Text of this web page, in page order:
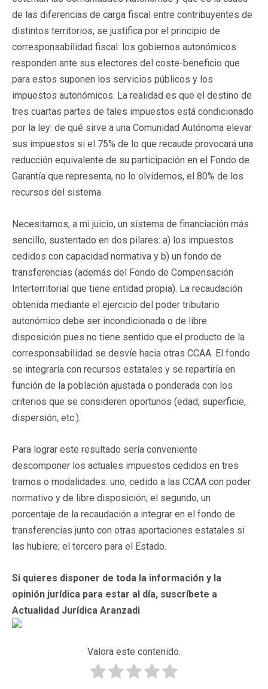
de las diferencias de carga fiscal entre contribuyentes de
distintos territorios, se justifica por el principio de
corresponsabilidad fiscal: los gobiernos autonómicos
responden ante sus electores del coste-beneficio que
para estos suponen los servicios públicos y los
impuestos autonómicos. La realidad es que el destino de
tres cuartas partes de tales impuestos está condicionado
por la ley: de qué sirve a una Comunidad Autónoma elevar
sus impuestos si el 75% de lo que recaude provocará una
reducción equivalente de su participación en el Fondo de
Garantía que representa, no lo olvidemos, el 80% de los
recursos del sistema.
Necesitamos, a mi juicio, un sistema de financiación más
sencillo, sustentado en dos pilares: a) los impuestos
cedidos con capacidad normativa y b) un fondo de
transferencias (además del Fondo de Compensación
Interterritorial que tiene entidad propia). La recaudación
obtenida mediante el ejercicio del poder tributario
autonómico debe ser incondicionada o de libre
disposición pues no tiene sentido que el producto de la
corresponsabilidad se desvíe hacia otras CCAA. El fondo
se integraría con recursos estatales y se repartiría en
función de la población ajustada o ponderada con los
criterios que se consideren oportunos (edad, superficie,
dispersión, etc.).
Para lograr este resultado sería conveniente
descomponer los actuales impuestos cedidos en tres
tramos o modalidades: uno, cedido a las CCAA con poder
normativo y de libre disposición; el segundo, un
porcentaje de la recaudación a integrar en el fondo de
transferencias junto con otras aportaciones estatales si
las hubiere; el tercero para el Estado.
Si quieres disponer de toda la información y la
opinión jurídica para estar al día, suscríbete a
Actualidad Jurídica Aranzadi
Valora este contenido.